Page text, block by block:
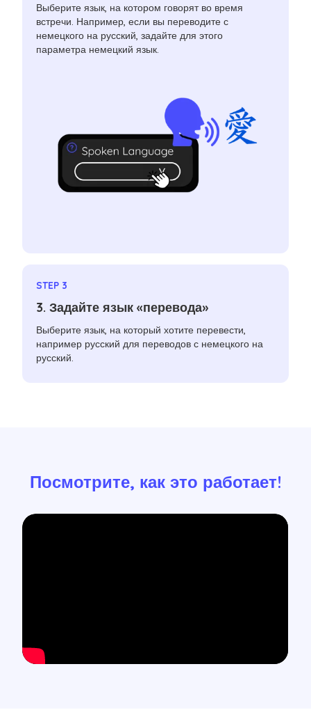
Выберите язык, на котором говорят во время
встречи. Например, если вы переводите с
немецкого на русский, задайте для этого
параметра немецкий язык.
STEP 3
3. Задайте язык «перевода»
Выберите язык, на который хотите перевести,
например русский для переводов с немецкого на
русский.
Посмотрите, как это работает!